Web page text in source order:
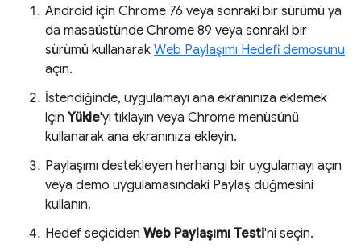
Android için Chrome 76 veya sonraki bir sürümü ya
da masaüstünde Chrome 89 veya sonraki bir
sürümü kullanarak Web Paylaşımı Hedefi demosunu
açın.
İstendiğinde, uygulamayı ana ekranınıza eklemek
için Yükle'yi tıklayın veya Chrome menüsünü
kullanarak ana ekranınıza ekleyin.
Paylaşımı destekleyen herhangi bir uygulamayı açın
veya demo uygulamasındaki Paylaş düğmesini
kullanın.
Hedef seçiciden Web Paylaşımı Testi'ni seçin.